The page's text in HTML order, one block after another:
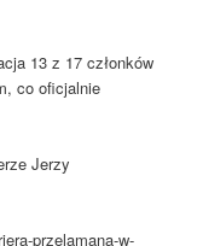
13 z 17 członków
co oficjalnie
Jerzy
przelamana-w-